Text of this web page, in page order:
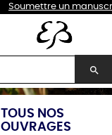
Soumettre un
search
TOUS NOS
OUVRAGES